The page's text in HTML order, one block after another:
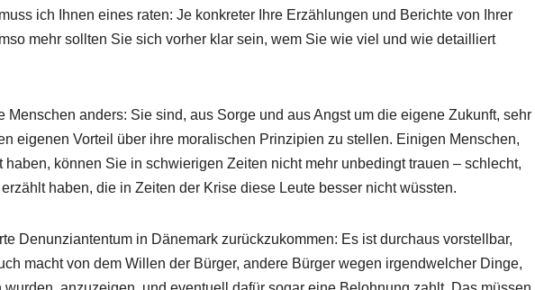
ich Ihnen eines raten: Je konkreter Ihre Erzählungen und Berichte von Ihrer
mehr sollten Sie sich vorher klar sein, wem Sie wie viel und wie detailliert
Menschen anders: Sie sind, aus Sorge und aus Angst um die eigene Zukunft, sehr
eigenen Vorteil über ihre moralischen Prinzipien zu stellen. Einigen Menschen,
können Sie in schwierigen Zeiten nicht mehr unbedingt trauen – schlecht,
haben, die in Zeiten der Krise diese Leute besser nicht wüssten.
Denunziantentum in Dänemark zurückzukommen: Es ist durchaus vorstellbar,
macht von dem Willen der Bürger, andere Bürger wegen irgendwelcher Dinge,